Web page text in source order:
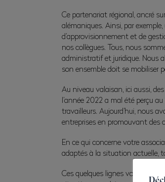
Ce partenariat régional, ancré
alémaniques. Ainsi, par
d’approvisionnement et de
nos collègues. Tous, nous
administratif et juridique. Nous
son ensemble doit se mobiliser
Au niveau valaisan, ici aussi,
l’année 2022 a mal été perçu
travailleurs. Aujourd’hui, nous
entreprises en promouvant des
En ce qui concerne votre
adaptés à la situation actuelle,
Ces quelques lignes vous